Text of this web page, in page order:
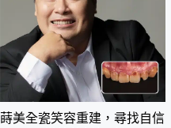
蒔美全瓷笑容重建，尋找自信